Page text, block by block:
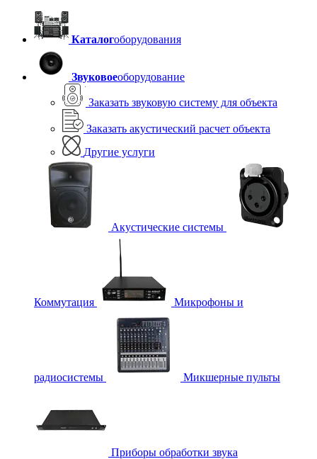
Каталогоборудования
Звуковоеоборудование
Заказать звуковую систему для объекта
Заказать акустический расчет объекта
Другие услуги
Акустические системы
Коммутация Микрофоны и
радиосистемы Микшерные пульты
Приборы обработки звука